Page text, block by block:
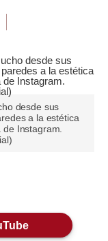
desde sus
a la estética
Instagram.